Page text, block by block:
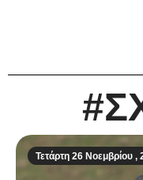
Τετάρτη 26 Νοεμβρίου ,